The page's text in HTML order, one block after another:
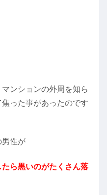
ンションの外周を知ら
った事があったのです
男性が
たら黒いのがたくさん落